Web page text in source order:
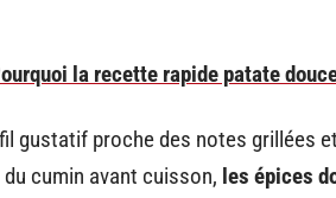
la recette rapide patate
gustatif proche des notes grillées
cumin avant cuisson, les épices